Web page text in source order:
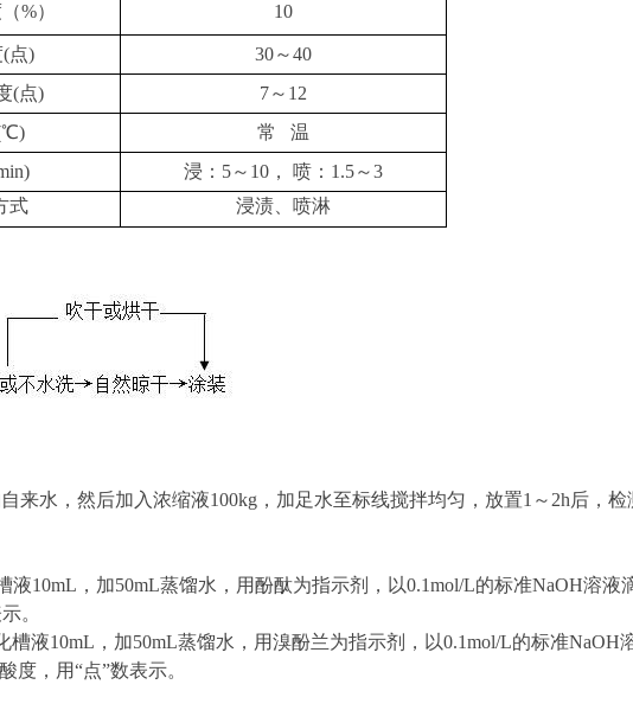
%） 10
(点)
30～40
(点)
7～12
℃) 常
温
浸： 5～10， 喷： 1.5～3
式
浸渍、喷淋
自来水，然后加入浓缩液100kg ，加足水至标线搅拌均匀，放置1～2h后，
液10mL ，加50mL蒸馏水，用酚酞为指示剂，以0.1mol/L的标准NaOH溶液
。
槽液10mL ，加50mL蒸馏水，用溴酚兰为指示剂，以0.1mol/L的标准NaOH
度，用“点”数表示。